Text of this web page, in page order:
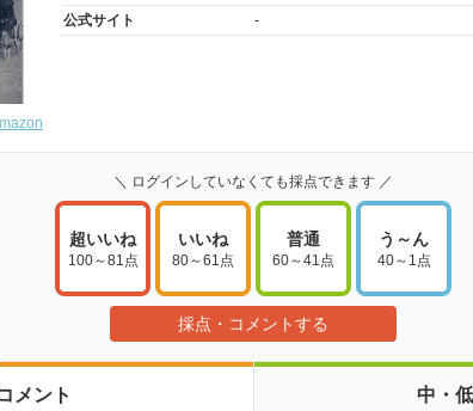
公式サイト
-
＼ ログインしていなくても採点できます ／
超いいね
100～81点
いいね
80～61点
普通
60～41点
う～ん
40～1点
採点・コメントする
メント 中・